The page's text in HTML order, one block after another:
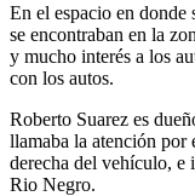
En el espacio en donde
se encontraban en la
y mucho interés a los
con los autos.
Roberto Suarez es
llamaba la atención por
derecha del vehículo, e
Rio Negro.